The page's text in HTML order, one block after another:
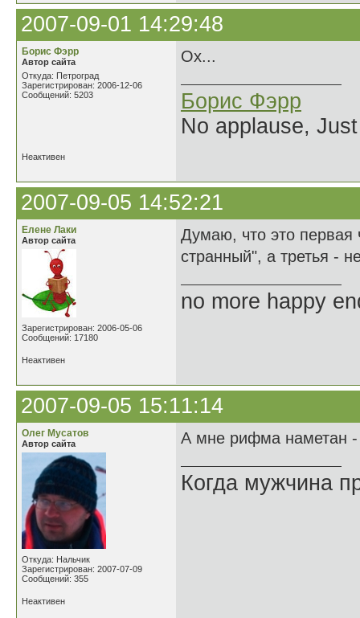
2007-09-01 14:29:48
Борис Фэрр
Автор сайта
Откуда: Петроград
Зарегистрирован: 2006-12-06
Сообщений: 5203
Ох...
Борис Фэрр
No applause,
Неактивен
2007-09-05 14:52:21
Елене Лаки
Автор сайта
Зарегистрирован: 2006-05-06
Сообщений: 17180
Думаю, что это первая
странный", а третья -
no more happy
Неактивен
2007-09-05 15:11:14
Олег Мусатов
Автор сайта
Откуда: Нальчик
Зарегистрирован: 2007-07-09
Сообщений: 355
А мне рифма наметан -
Когда мужчина
Неактивен